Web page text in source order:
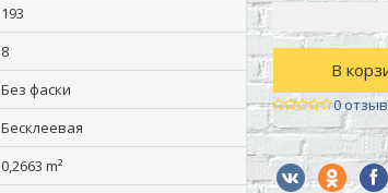
193
8
Без фаски
Бесклеевая
0,2663 m²
В
0